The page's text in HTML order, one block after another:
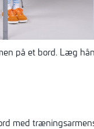
på et bord. Læg
med